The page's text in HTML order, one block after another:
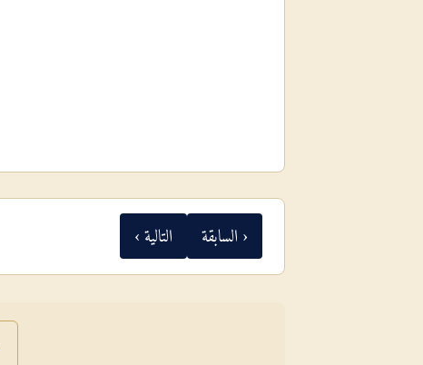
‹ السابقة التالية ›